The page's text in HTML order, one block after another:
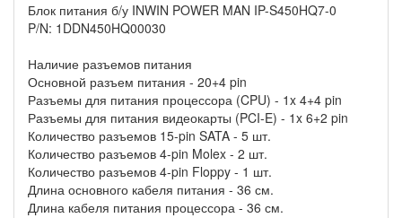
Блок питания б/у INWIN POWER MAN IP-S450HQ7-0
P/N: 1DDN450HQ00030
Наличие разъемов питания
Основной разъем питания - 20+4 pin
Разъемы для питания процессора (CPU) - 1x 4+4 pin
Разъемы для питания видеокарты (PCI-E) - 1x 6+2 pin
Количество разъемов 15-pin SATA - 5 шт.
Количество разъемов 4-pin Molex - 2 шт.
Количество разъемов 4-pin Floppy - 1 шт.
Длина основного кабеля питания - 36 см.
Длина кабеля питания процессора - 36 см.